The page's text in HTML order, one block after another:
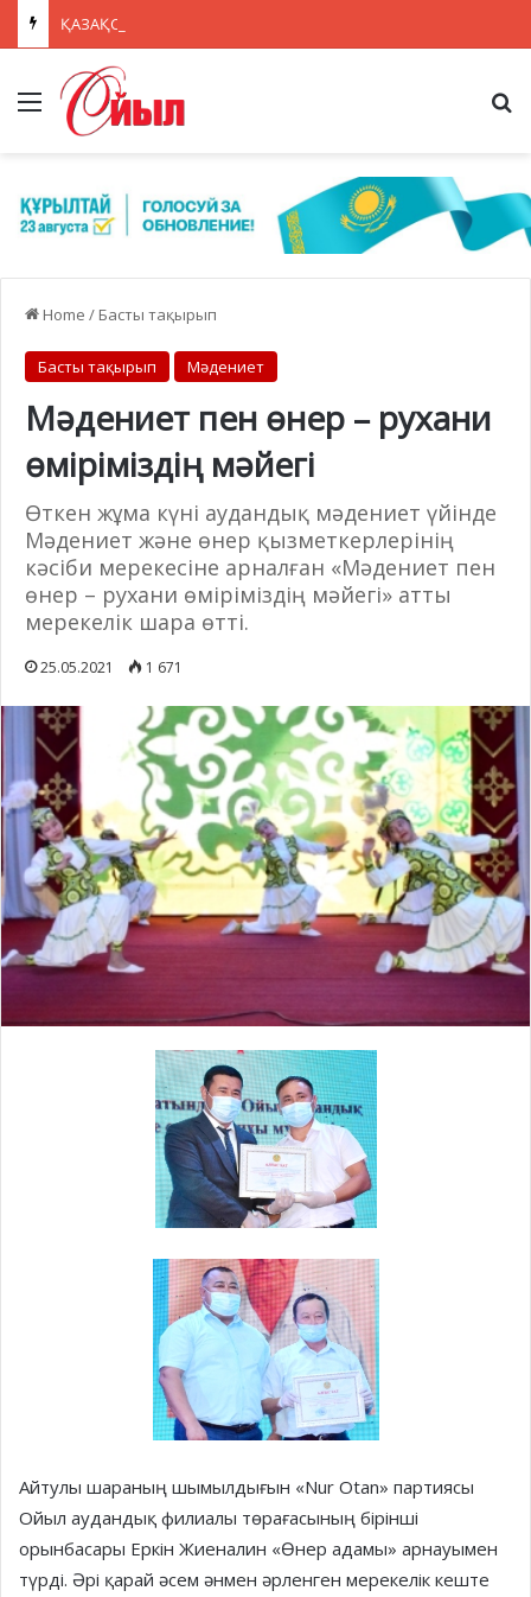
Menu
Home / Басты тақырып
Басты тақырып Мәдениет
Мәдениет пен өнер – рухани
өміріміздің мәйегі
Өткен жұма күні аудандық мәдениет үйінде
Мәдениет және өнер қызметкерлерінің
кәсіби мерекесіне арналған «Мәдениет пен
өнер – рухани өміріміздің мәйегі» атты
мерекелік шара өтті.
25.05.2021 1 671
Айтулы шараның шымылдығын «Nur Otan» партиясы
Ойыл аудандық филиалы төрағасының бірінші
орынбасары Еркін Жиеналин «Өнер адамы» арнауымен
түрді. Әрі қарай әсем әнмен әрленген мерекелік кеште